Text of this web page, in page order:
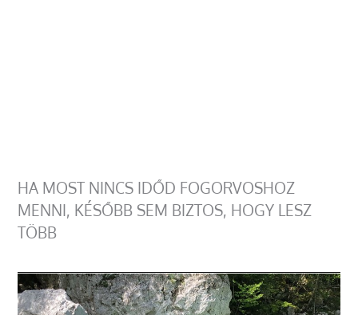
HA MOST NINCS IDŐD FOGORVOSHOZ
MENNI, KÉSŐBB SEM BIZTOS, HOGY LESZ
TÖBB